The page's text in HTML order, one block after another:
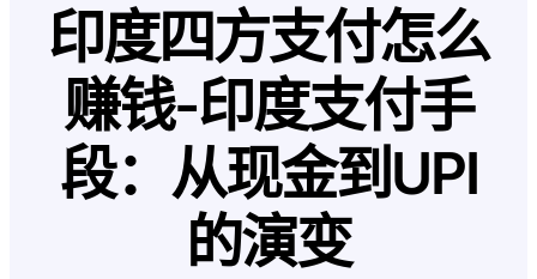
印度四方支付怎么
赚钱-印度支付手
段：从现金到UPI
的演变